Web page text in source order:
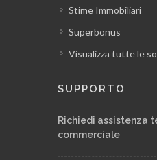
Stime Immobiliari
Superbonus
Visualizza tutte le
SUPPORTO
Richiedi assistenza
commerciale